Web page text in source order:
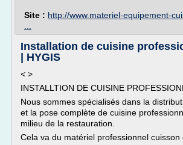
Site : http://www.materiel-equipement-
Installation de cuisine
| HYGIS
< >
INSTALLTION DE CUISINE
Nous sommes spécialisés dans la
et la pose complète de cuisine
milieu de la restauration.
Cela va du matériel professionnel cuisson